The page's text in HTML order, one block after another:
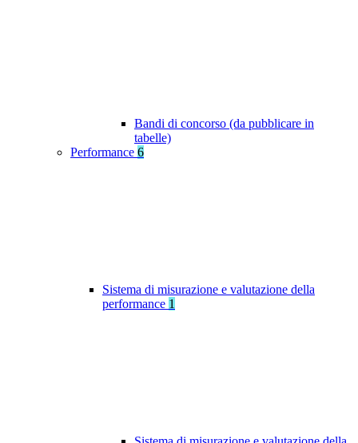
Bandi di concorso (da pubblicare in
tabelle)
Performance 6
Sistema di misurazione e valutazione della
performance 1